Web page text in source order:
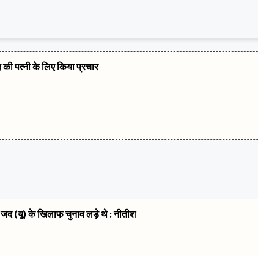
पत्नी के लिए किया प्रचार
जद (यू) के खिलाफ चुनाव लड़े थे : नीतीश